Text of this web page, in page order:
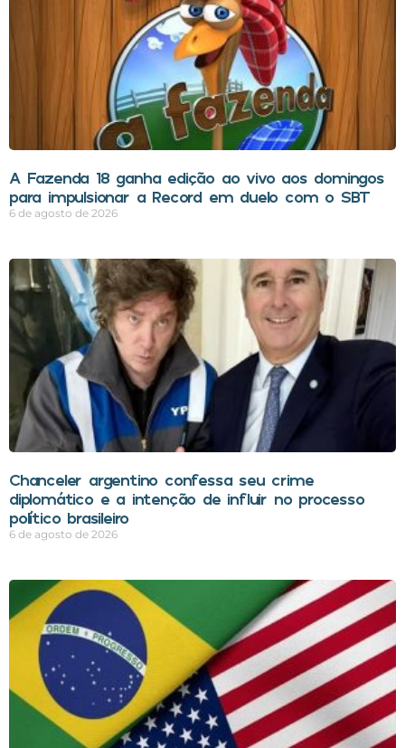
A Fazenda 18 ganha edição ao vivo aos domingos
para impulsionar a Record em duelo com o SBT
6 de agosto de 2026
Chanceler argentino confessa seu crime
diplomático e a intenção de influir no processo
político brasileiro
6 de agosto de 2026